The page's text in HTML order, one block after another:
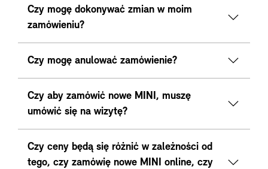
Czy mogę dokonywać zmian w moim
zamówieniu?
Czy mogę anulować zamówienie?
Czy aby zamówić nowe MINI, muszę
umówić się na wizytę?
Czy ceny będą się różnić w zależności od
tego, czy zamówię nowe MINI online, czy